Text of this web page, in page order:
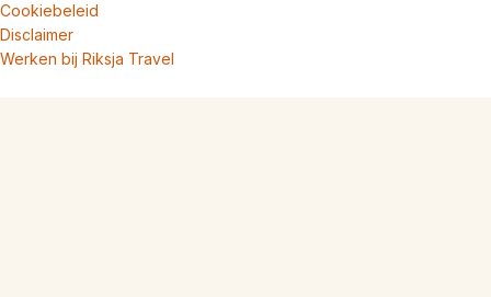
Cookiebeleid
Disclaimer
Werken bij Riksja Travel